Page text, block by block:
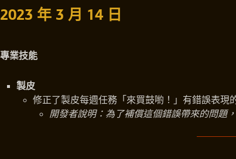
2023 年 3 月 14 日
專業技能
製皮
修正了製皮每週任務「來買鼓喲！」有錯誤表現
開發者說明：為了補償這個錯誤帶來的問題